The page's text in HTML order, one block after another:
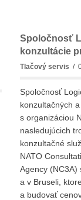
Spoločnosť
konzultácie
Tlačový servis /
Spoločnosť
konzultačných
s organizáciou
nasledujúcich
konzultačné
NATO
Agency (NC3A)
a v Bruseli,
a budovať